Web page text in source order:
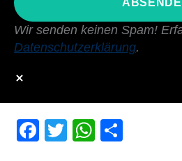
Wir senden keinen Spam!
Datenschutzerklärung.
F
T
W